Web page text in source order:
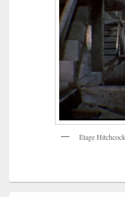
Étage Hitchcock